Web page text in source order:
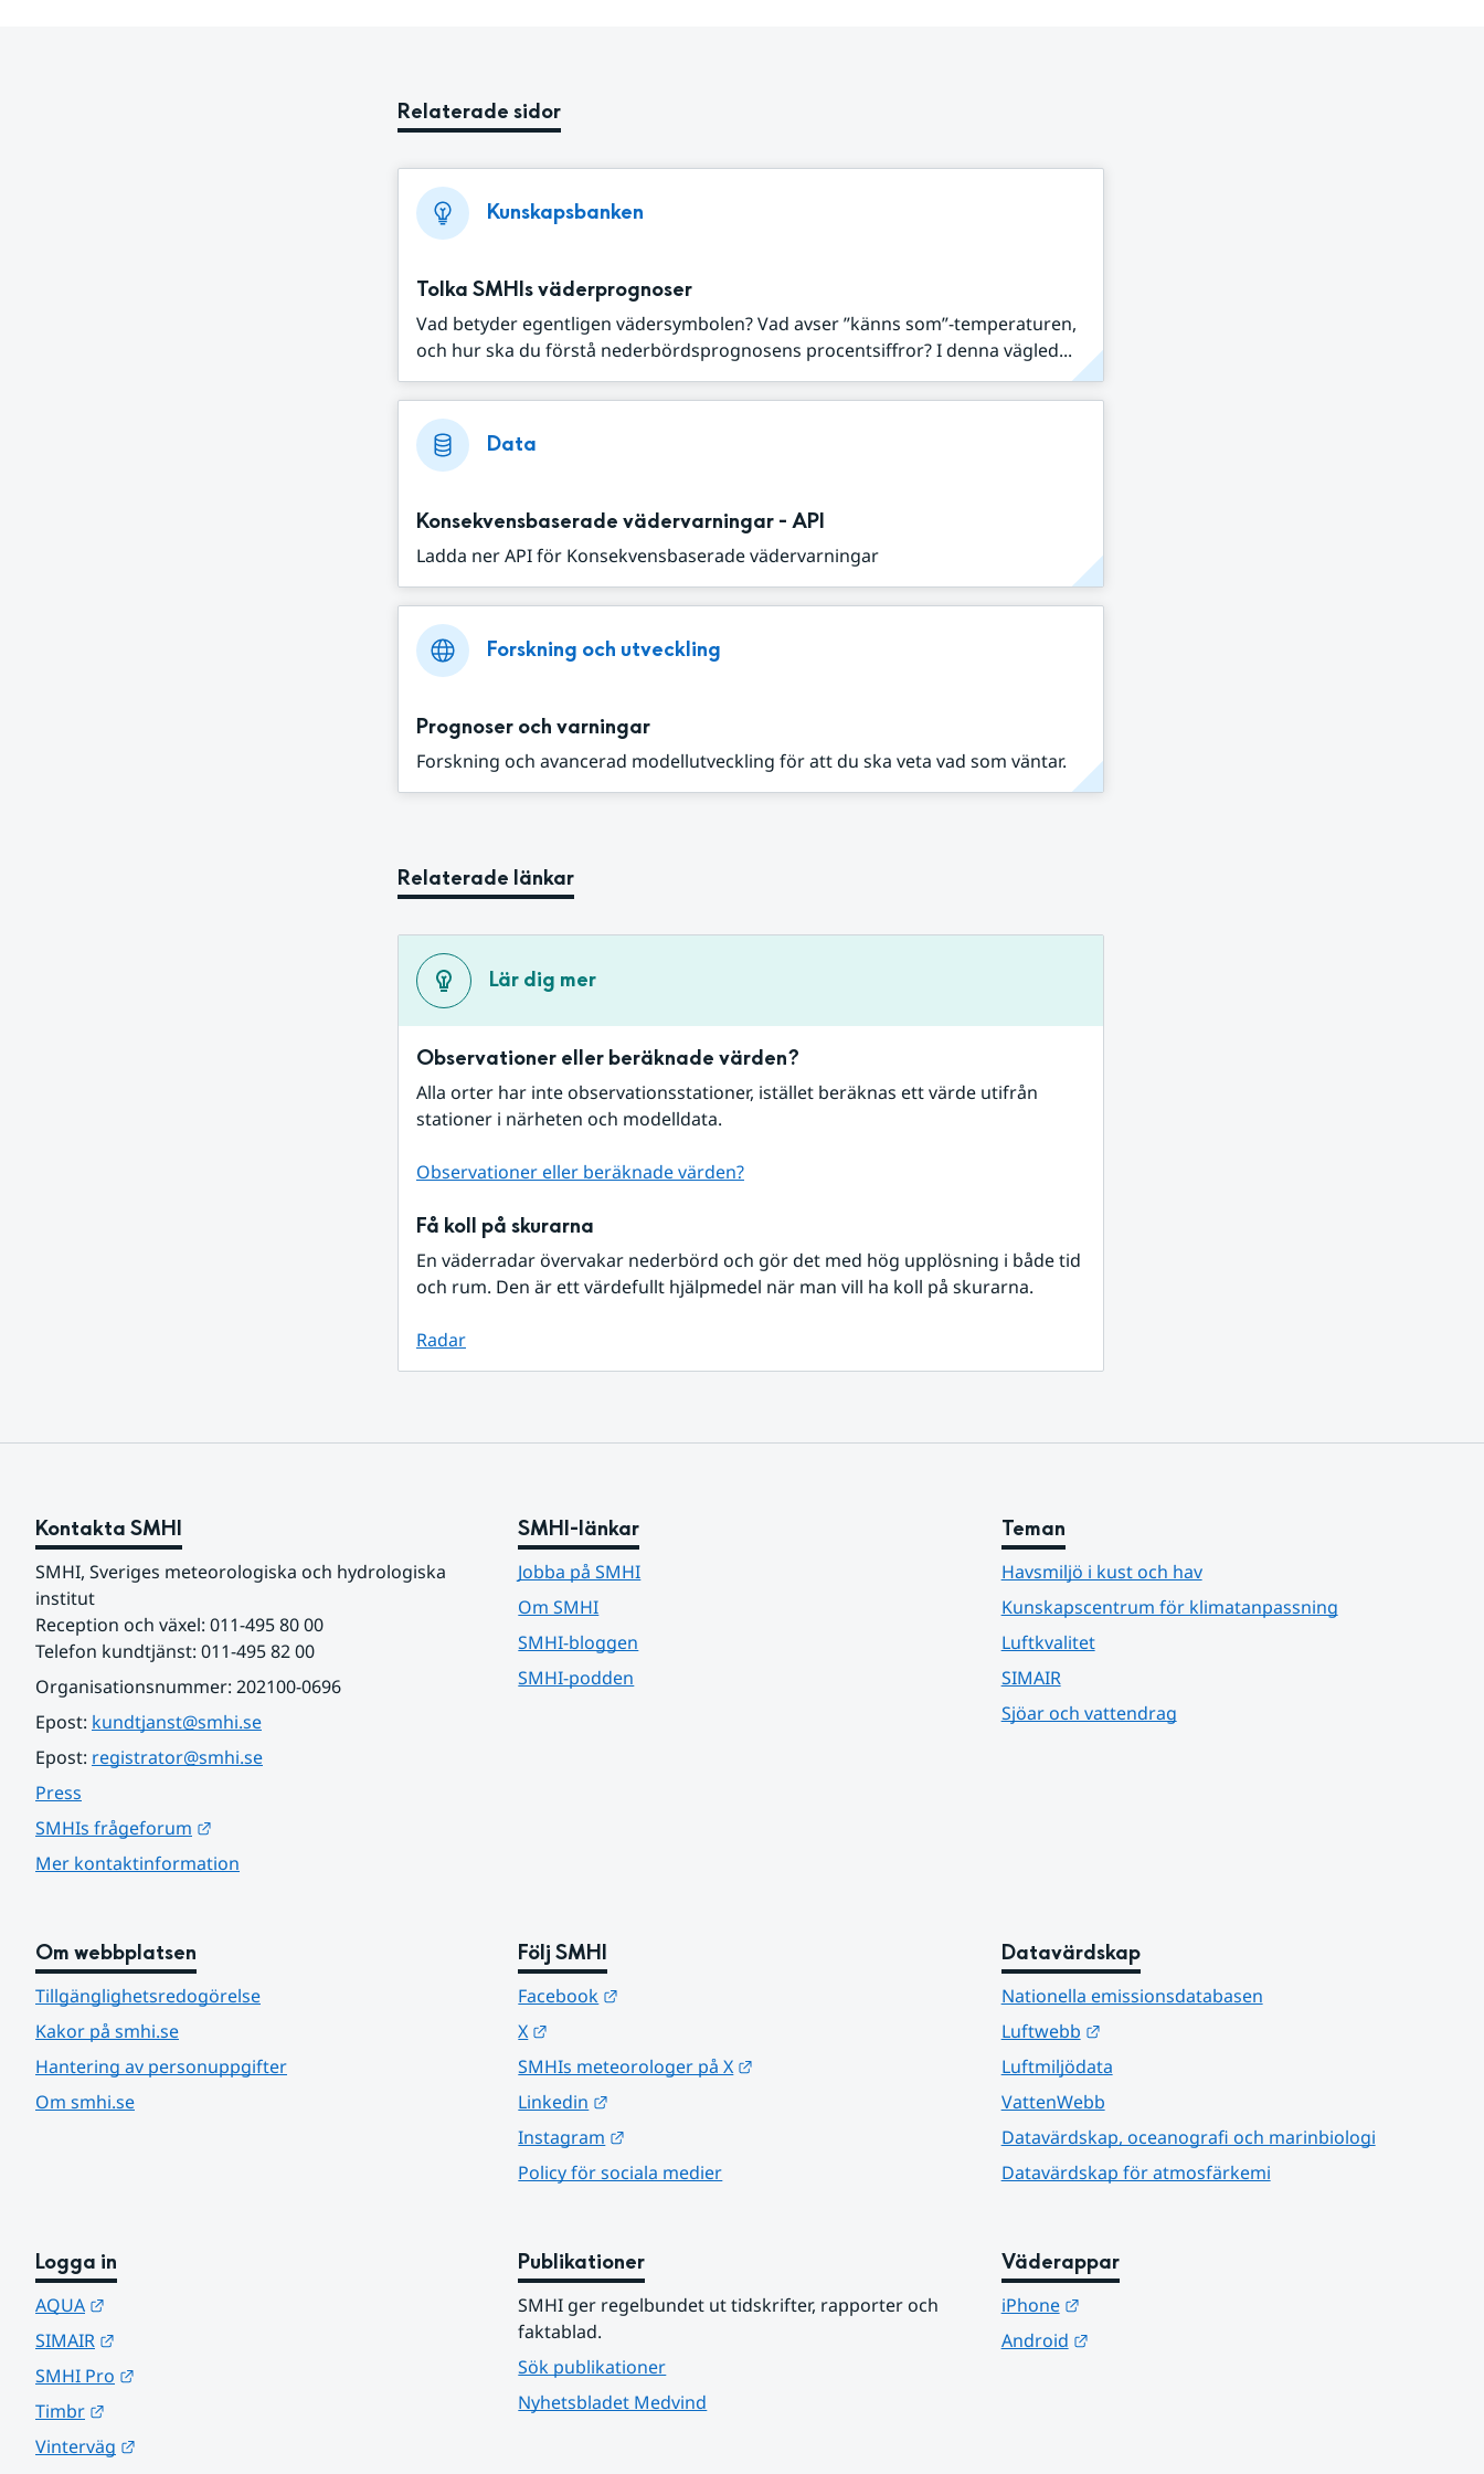
Relaterade sidor
Kunskapsbanken
Tolka SMHIs väderprognoser
Vad betyder egentligen vädersymbolen? Vad avser ”känns som”-temperaturen,
och hur ska du förstå nederbördsprognosens procentsiffror? I denna vägled...
Data
Konsekvensbaserade vädervarningar - API
Ladda ner API för Konsekvensbaserade vädervarningar
Forskning och utveckling
Prognoser och varningar
Forskning och avancerad modellutveckling för att du ska veta vad som väntar.
Relaterade länkar
Lär dig mer
Observationer eller beräknade värden?
Alla orter har inte observationsstationer, istället beräknas ett värde utifrån
stationer i närheten och modelldata.
Observationer eller beräknade värden?
Få koll på skurarna
En väderradar övervakar nederbörd och gör det med hög upplösning i både tid
och rum. Den är ett värdefullt hjälpmedel när man vill ha koll på skurarna.
Radar
Kontakta SMHI
SMHI, Sveriges meteorologiska och hydrologiska
institut
Reception och växel: 011-495 80 00
Telefon kundtjänst: 011-495 82 00
Organisationsnummer: 202100-0696
Epost: kundtjanst@smhi.se
Epost: registrator@smhi.se
Press
SMHIs frågeforum
Mer kontaktinformation
SMHI-länkar
Jobba på SMHI
Om SMHI
SMHI-bloggen
SMHI-podden
Teman
Havsmiljö i kust och hav
Kunskapscentrum för klimatanpassning
Luftkvalitet
SIMAIR
Sjöar och vattendrag
Om webbplatsen
Tillgänglighetsredogörelse
Kakor på smhi.se
Hantering av personuppgifter
Om smhi.se
Följ SMHI
Facebook
X
SMHIs meteorologer på X
Linkedin
Instagram
Policy för sociala medier
Datavärdskap
Nationella emissionsdatabasen
Luftwebb
Länk till annan webbplats.
Luftmiljödata
VattenWebb
Datavärdskap, oceanografi och marinbiologi
Datavärdskap för atmosfärkemi
Logga in
AQUA
SIMAIR
SMHI Pro
Timbr
Vinterväg
Publikationer
SMHI ger regelbundet ut tidskrifter, rapporter och
faktablad.
Sök publikationer
Nyhetsbladet Medvind
Väderappar
iPhone
Länk till annan webbplats.
Android
Länk till annan webbplats.